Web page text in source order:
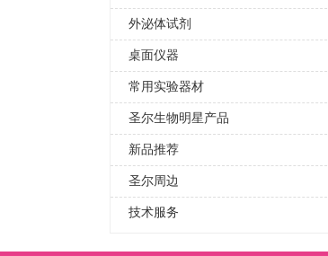
外泌体试剂
桌面仪器
常用实验器材
圣尔生物明星产品
新品推荐
圣尔周边
技术服务